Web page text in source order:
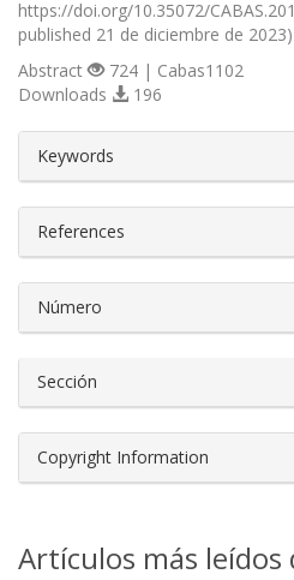
https://doi.org/10.35072/
published 21 de diciembre de 2023)
Abstract
724 | Cabas1102
Downloads
196
Keywords
References
Número
Sección
Copyright Information
Artículos más leídos